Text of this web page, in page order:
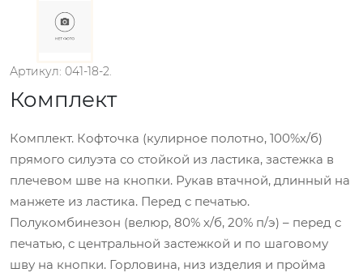
Артикул: 041-18-2.
Комплект
Комплект. Кофточка (кулирное полотно, 100%х/б)
прямого силуэта со стойкой из ластика, застежка в
плечевом шве на кнопки. Рукав втачной, длинный на
манжете из ластика. Перед с печатью.
Полукомбинезон (велюр, 80% х/б, 20% п/э) – перед с
печатью, с центральной застежкой и по шаговому
шву на кнопки. Горловина, низ изделия и пройма